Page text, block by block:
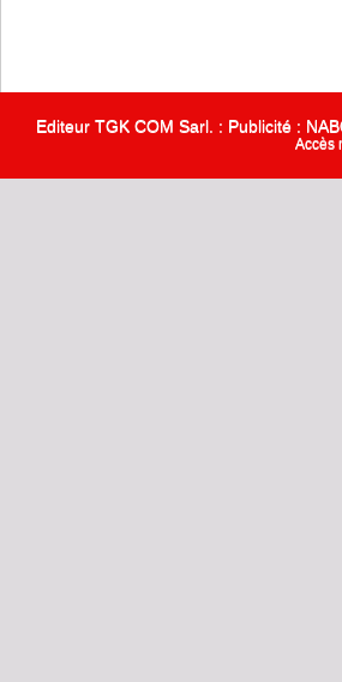
Editeur TGK COM Sarl. : Publicité :
Accès